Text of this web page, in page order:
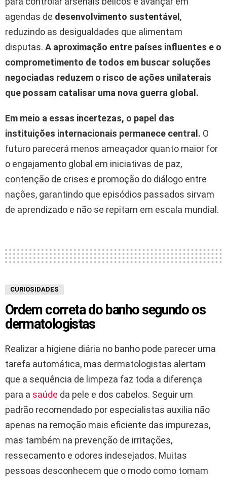
agendas de desenvolvimento sustentável ,
reduzindo as desigualdades que alimentam
disputas. A aproximação entre países influentes e o
comprometimento de todos em buscar soluções
negociadas reduzem o risco de ações unilaterais
que possam catalisar uma nova guerra global.
Em meio a essas incertezas, o papel das
instituições internacionais permanece central. O
futuro parecerá menos ameaçador quanto maior for
o engajamento global em iniciativas de paz,
contenção de crises e promoção do diálogo entre
nações, garantindo que episódios passados sirvam
de aprendizado e não se repitam em escala mundial.
CURIOSIDADES
Ordem correta do banho segundo os
dermatologistas
Realizar a higiene diária no banho pode parecer uma
tarefa automática, mas dermatologistas alertam
que a sequência de limpeza faz toda a diferença
para a saúde da pele e dos cabelos. Seguir um
padrão recomendado por especialistas auxilia não
apenas na remoção mais eficiente das impurezas,
mas também na prevenção de irritações,
ressecamento e odores indesejados. Muitas
pessoas desconhecem que o modo como tomam